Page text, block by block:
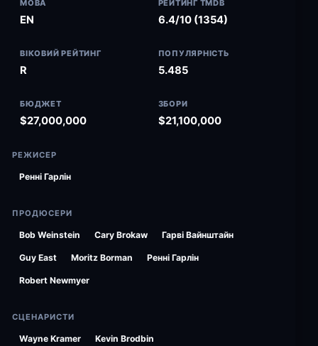
МОВА
EN
РЕЙТИНГ TMDB
6.4/10 (1354)
ВІКОВИЙ РЕЙТИНГ
R
ПОПУЛЯРНІСТЬ
5.485
БЮДЖЕТ
$27,000,000
ЗБОРИ
$21,100,000
РЕЖИСЕР
Ренні Гарлін
ПРОДЮСЕРИ
Bob Weinstein Cary Brokaw Гарві Вайнштайн
Guy East Moritz Borman Ренні Гарлін
Robert Newmyer
СЦЕНАРИСТИ
Wayne Kramer Kevin Brodbin